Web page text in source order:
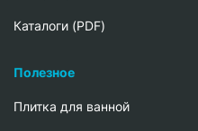
Каталоги (PDF)
Полезное
Плитка для ванной